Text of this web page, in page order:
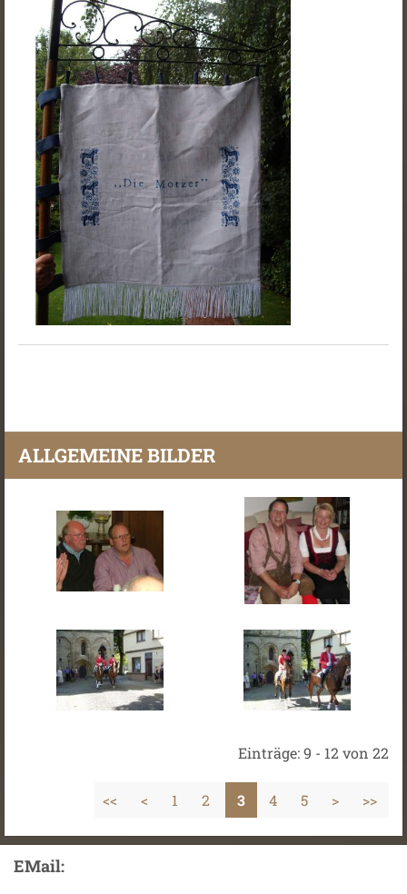
ALLGEMEINE BILDER
Einträge: 9 - 12 von 22
<< < 1 2 3 4 5 > >>
EMail: